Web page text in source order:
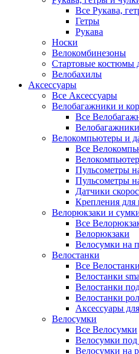
Все Рукава,
Гетры
Рукава
Носки
Велокомбинезоны
Стартовые костюмы
Велобахилы
Аксессуары
Все Аксессуары
Велобагажники и
Все
Велобагажники
Велокомпьютеры и
Все
Пульсометры
Пульсометры
Датчики
Крепления для
Велорюкзаки и
Все
Велорюкзаки
Велосумки на
Велостанки
Все Велостанки
Велостанки
Велостанки
Велостанки
Аксессуары
Велосумки
Все Велосумки
Велосумки под
Велосумки на